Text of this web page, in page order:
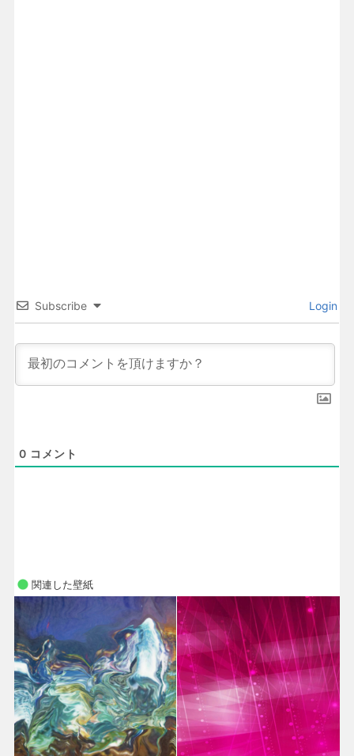
Subscribe Login
0 コメント
関連した壁紙